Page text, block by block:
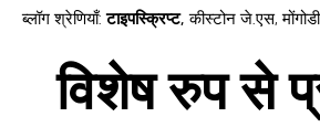
ब्लॉग श्रेणियाँ: टाइपस्क्रिप्ट, कीस्टोन जे.एस,
विशेष रुप से